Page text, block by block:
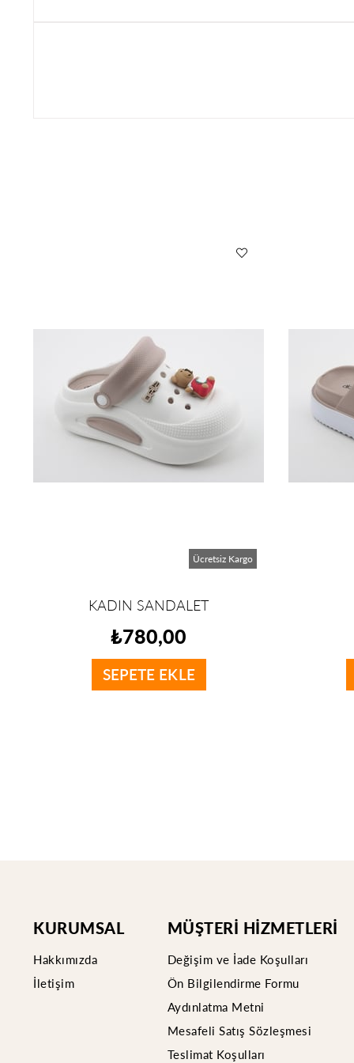
KADIN SANDALET
₺780,00
SEPETE EKLE
Ücretsiz Kargo
KURUMSAL
Hakkımızda
İletişim
MÜŞTERİ HİZMETLERİ
Değişim ve İade Koşulları
Ön Bilgilendirme Formu
Aydınlatma Metni
Mesafeli Satış Sözleşmesi
Teslimat Koşulları